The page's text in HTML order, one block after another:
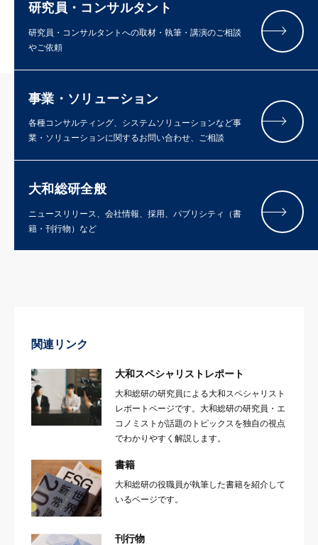
研究員・コンサルタント
研究員・コンサルタントへの取材・執筆・講演のご相談
やご依頼
事業・ソリューション
各種コンサルティング、システムソリューションなど事
業・ソリューションに関するお問い合わせ、ご相談
大和総研全般
ニュースリリース、会社情報、採用、パブリシティ（書
籍・刊行物）など
関連リンク
大和スペシャリストレポート
大和総研の研究員による大和スペシャリスト
レポートページです。大和総研の研究員・エ
コノミストが話題のトピックスを独自の視点
でわかりやすく解説します。
書籍
大和総研の役職員が執筆した書籍を紹介して
いるページです。
刊行物